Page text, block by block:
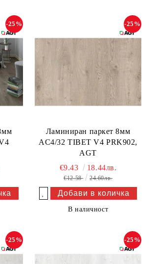
-25%
Ламиниран паркет 8мм
AC4/32 TIBET V4 PRK902,
AGT
-25%
€9.43 18.44лв.
€12.58 24.60лв.
В наличност
-25% -25%